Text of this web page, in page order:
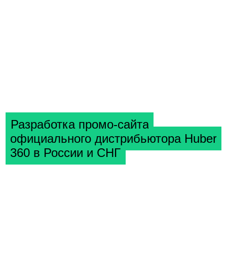
Разработка промо-сайта
официального дистрибьютора Huber
360 в России и СНГ